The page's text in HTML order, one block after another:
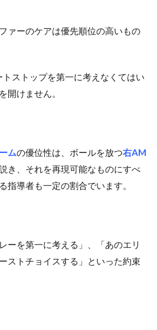
ァーのケアは優先順位の高いもの
ストップを第一に考えなくてはい
開けません。
ムの優位性は、ボールを放つ右AM
き、それを再現可能なものにすべ
指導者も一定の割合でいます。
ーを第一に考える」、「あのエリ
ストチョイスする」といった約束